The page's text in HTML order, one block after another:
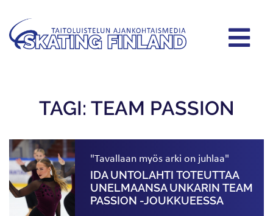
TAGI: TEAM PASSION
"Tavallaan myös arki on juhlaa"
IDA UNTOLAHTI TOTEUTTAA
UNELMAANSA UNKARIN TEAM
PASSION -JOUKKUEESSA